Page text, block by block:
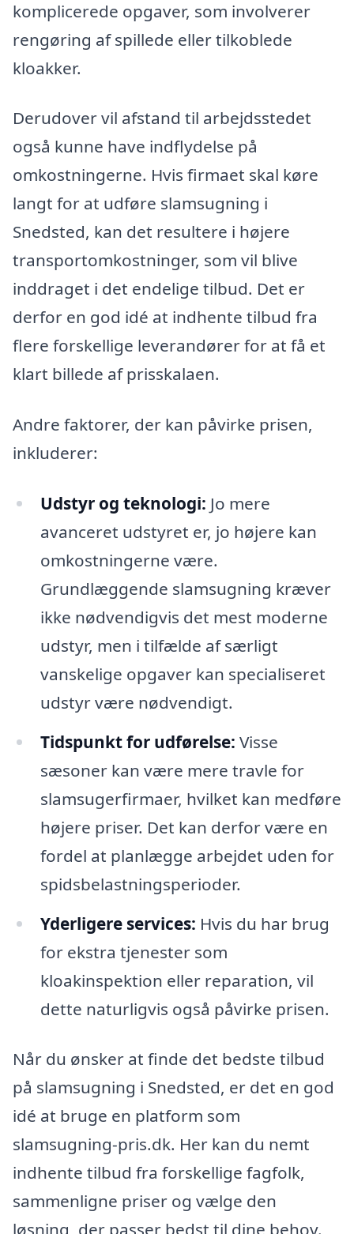
komplicerede opgaver, som involverer
rengøring af spillede eller tilkoblede
kloakker.
Derudover vil afstand til arbejdsstedet
også kunne have indflydelse på
omkostningerne. Hvis firmaet skal køre
langt for at udføre slamsugning i
Snedsted, kan det resultere i højere
transportomkostninger, som vil blive
inddraget i det endelige tilbud. Det er
derfor en god idé at indhente tilbud fra
flere forskellige leverandører for at få et
klart billede af prisskalaen.
Andre faktorer, der kan påvirke prisen,
inkluderer:
Udstyr og teknologi: Jo mere
avanceret udstyret er, jo højere kan
omkostningerne være.
Grundlæggende slamsugning kræver
ikke nødvendigvis det mest moderne
udstyr, men i tilfælde af særligt
vanskelige opgaver kan specialiseret
udstyr være nødvendigt.
Tidspunkt for udførelse: Visse
sæsoner kan være mere travle for
slamsugerfirmaer, hvilket kan medføre
højere priser. Det kan derfor være en
fordel at planlægge arbejdet uden for
spidsbelastningsperioder.
Yderligere services: Hvis du har brug
for ekstra tjenester som
kloakinspektion eller reparation, vil
dette naturligvis også påvirke prisen.
Når du ønsker at finde det bedste tilbud
på slamsugning i Snedsted, er det en god
idé at bruge en platform som
slamsugning-pris.dk. Her kan du nemt
indhente tilbud fra forskellige fagfolk,
sammenligne priser og vælge den
løsning, der passer bedst til dine behov.